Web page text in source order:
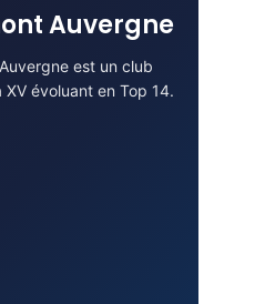
Auvergne
est un club
évoluant en Top 14.